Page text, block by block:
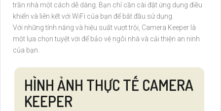
trần nhà một cách dễ dàng. Bạn chỉ cần cài đặt ứng dụng điều
khiển và liên kết với WiFi của bạn để bắt đầu sử dụng.
Với những tính năng và hiệu suất vượt trội, Camera Keeper là
một lựa chọn tuyệt vời để bảo vệ ngôi nhà và cải thiện an ninh
của bạn.
HÌNH ẢNH THỰC TẾ CAMERA
KEEPER